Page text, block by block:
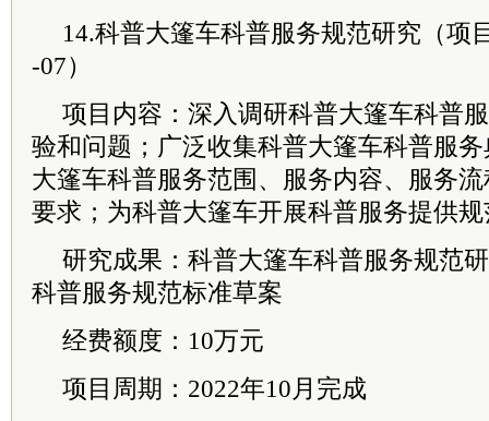
14.科普大篷车科普服务规范研究（项
-07）
项目内容：深入调研科普大篷车科普
验和问题；广泛收集科普大篷车科普服
大篷车科普服务范围、服务内容、服务
要求；为科普大篷车开展科普服务提供
研究成果：科普大篷车科普服务规范
科普服务规范标准草案
经费额度：10万元
项目周期：2022年10月完成